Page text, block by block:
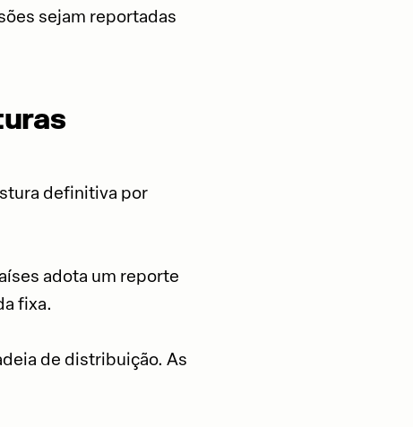
sejam reportadas
definitiva por
adota um reporte
fixa.
de distribuição. As